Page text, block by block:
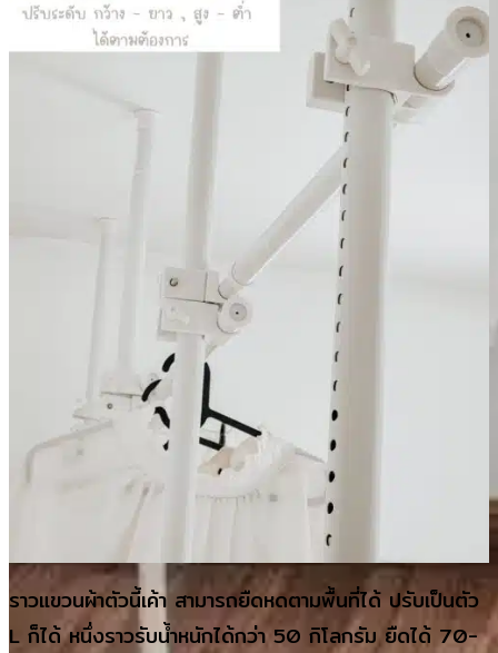
ราวแขวนผ้าตัวนี้เค้า สามารถยืดหดตามพื้นที่ได้ ปรับเป็นตัว
L ก็ได้ หนึ่งราวรับน้ำหนักได้กว่า 50 กิโลกรัม ยืดได้ 70-